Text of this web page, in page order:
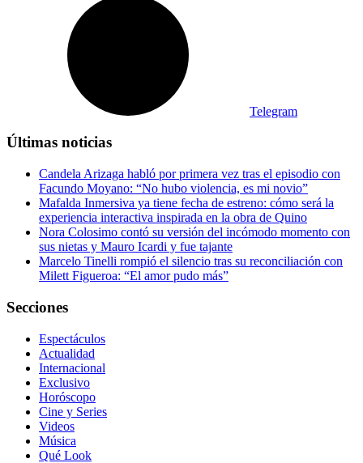
Telegram
Últimas noticias
Candela Arizaga habló por primera vez tras el episodio con
Facundo Moyano: “No hubo violencia, es mi novio”
Mafalda Inmersiva ya tiene fecha de estreno: cómo será la
experiencia interactiva inspirada en la obra de Quino
Nora Colosimo contó su versión del incómodo momento con
sus nietas y Mauro Icardi y fue tajante
Marcelo Tinelli rompió el silencio tras su reconciliación con
Milett Figueroa: “El amor pudo más”
Secciones
Espectáculos
Actualidad
Internacional
Exclusivo
Horóscopo
Cine y Series
Videos
Música
Qué Look